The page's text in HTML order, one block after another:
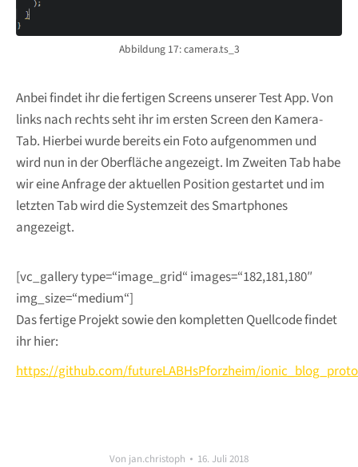
Abbildung 17: camera.ts_3
Anbei findet ihr die fertigen Screens unserer Test App. Von
links nach rechts seht ihr im ersten Screen den Kamera-
Tab. Hierbei wurde bereits ein Foto aufgenommen und
wird nun in der Oberfläche angezeigt. Im Zweiten Tab habe
wir eine Anfrage der aktuellen Position gestartet und im
letzten Tab wird die Systemzeit des Smartphones
angezeigt.
[vc_gallery type=“image_grid“ images=“182,181,180″
img_size=“medium“]
Das fertige Projekt sowie den kompletten Quellcode findet
ihr hier:
https://github.com/futureLABHsPforzheim/
Von jan.christoph
16. Juli 2018